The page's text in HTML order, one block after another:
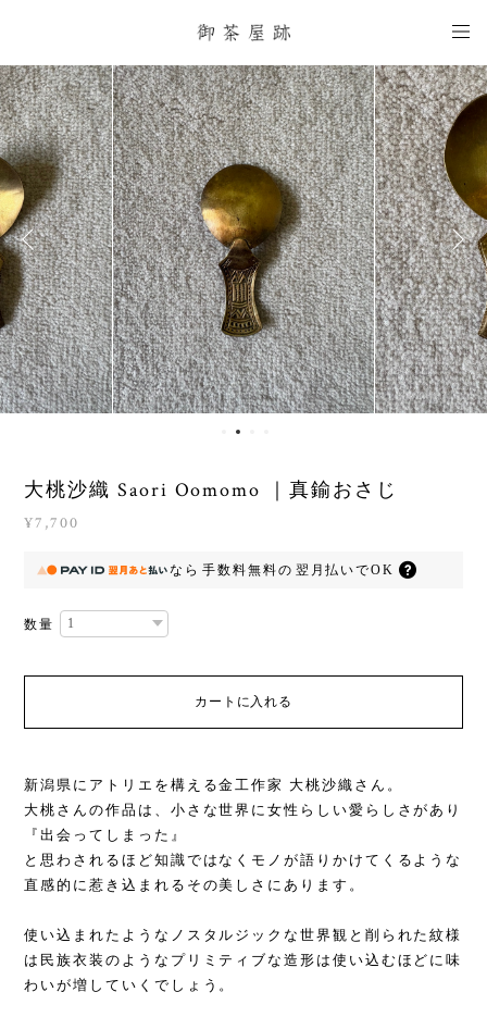
大桃沙織 Saori Oomomo ｜真鍮おさじ
¥7,700
なら 手数料無料の 翌月払いでOK
数量
カートに入れる
新潟県にアトリエを構える金工作家 大桃沙織さん。
大桃さんの作品は、小さな世界に女性らしい愛らしさがあり
『出会ってしまった』
と思わされるほど知識ではなくモノが語りかけてくるような
直感的に惹き込まれるその美しさにあります。
使い込まれたようなノスタルジックな世界観と削られた紋様
は民族衣装のようなプリミティブな造形は使い込むほどに味
わいが増していくでしょう。